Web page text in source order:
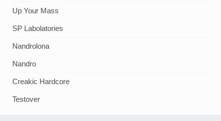
Up Your Mass
SP Labolatories
Nandrolona
Nandro
Creakic Hardcore
Testover